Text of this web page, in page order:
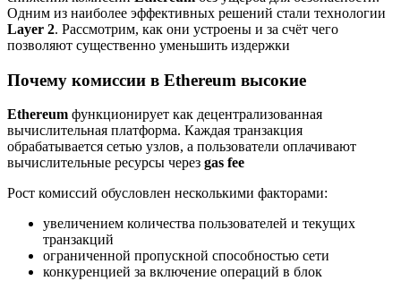
Одним из наиболее эффективных решений стали технологии
Layer 2. Рассмотрим, как они устроены и за счёт чего
позволяют существенно уменьшить издержки
Почему комиссии в Ethereum высокие
Ethereum функционирует как децентрализованная
вычислительная платформа. Каждая транзакция
обрабатывается сетью узлов, а пользователи оплачивают
вычислительные ресурсы через gas fee
Рост комиссий обусловлен несколькими факторами:
увеличением количества пользователей и текущих
транзакций
ограниченной пропускной способностью сети
конкуренцией за включение операций в блок